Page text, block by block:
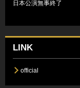
日本公演無事終了
LINK
official